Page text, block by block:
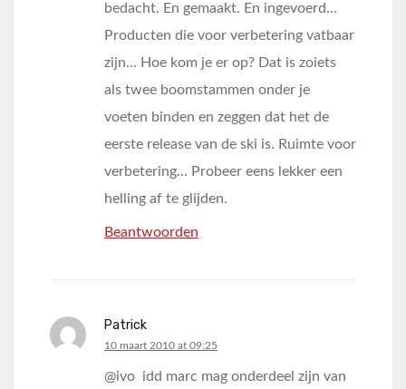
bedacht. En gemaakt. En ingevoerd…
Producten die voor verbetering vatbaar
zijn… Hoe kom je er op? Dat is zoiets
als twee boomstammen onder je
voeten binden en zeggen dat het de
eerste release van de ski is. Ruimte voor
verbetering… Probeer eens lekker een
helling af te glijden.
Beantwoorden
Patrick
says:
10 maart 2010 at 09:25
@ivo idd marc mag onderdeel zijn van